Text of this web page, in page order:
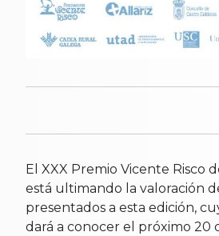
El XXX Premio Vicente Risco
está ultimando la valoración
presentados a esta edición,
dará a conocer el próximo 20